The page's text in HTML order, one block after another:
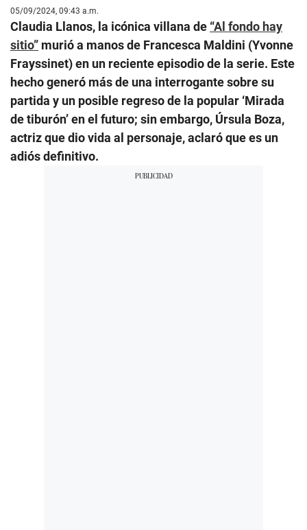
05/09/2024, 09:43 a.m.
Claudia Llanos, la icónica villana de “Al fondo hay
sitio” murió a manos de Francesca Maldini (Yvonne
Frayssinet) en un reciente episodio de la serie. Este
hecho generó más de una interrogante sobre su
partida y un posible regreso de la popular ‘Mirada
de tiburón’ en el futuro; sin embargo, Úrsula Boza,
actriz que dio vida al personaje, aclaró que es un
adiós definitivo.